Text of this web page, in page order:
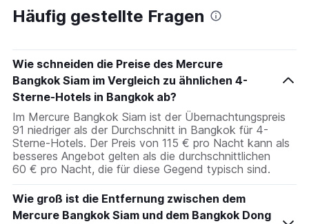
Häufig gestellte Fragen
Wie schneiden die Preise des Mercure
Bangkok Siam im Vergleich zu ähnlichen 4-
Sterne-Hotels in Bangkok ab?
Im Mercure Bangkok Siam ist der Übernachtungspreis
91 niedriger als der Durchschnitt in Bangkok für 4-
Sterne-Hotels. Der Preis von 115 € pro Nacht kann als
besseres Angebot gelten als die durchschnittlichen
60 € pro Nacht, die für diese Gegend typisch sind.
Wie groß ist die Entfernung zwischen dem
Mercure Bangkok Siam und dem Bangkok Dong